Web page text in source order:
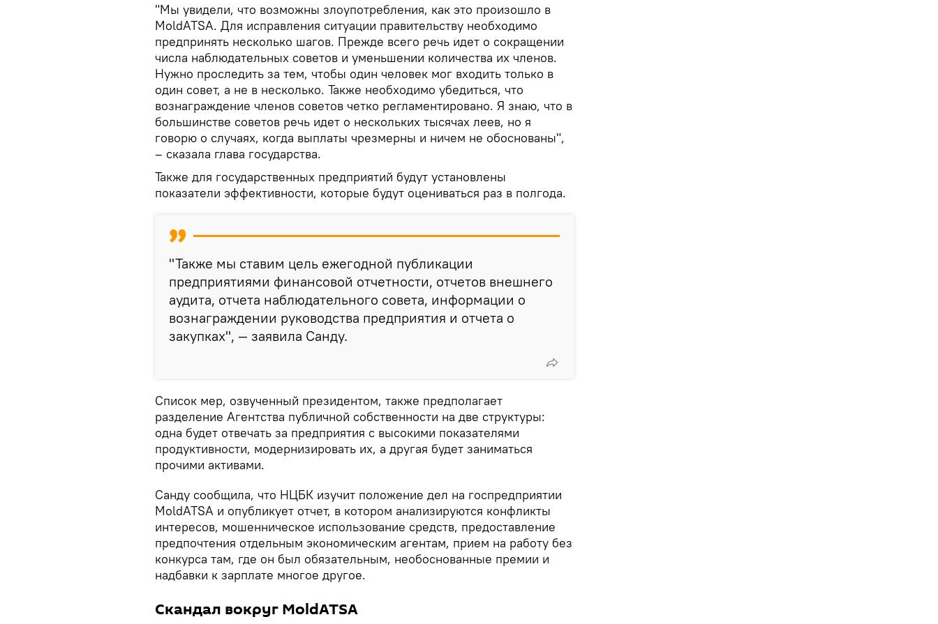
"Мы увидели, что возможны злоупотребления, как это произошло в
MoldATSA. Для исправления ситуации правительству необходимо
предпринять несколько шагов. Прежде всего речь идет о сокращении
числа наблюдательных советов и уменьшении количества их членов.
Нужно проследить за тем, чтобы один человек мог входить только в
один совет, а не в несколько. Также необходимо убедиться, что
вознаграждение членов советов четко регламентировано. Я знаю, что в
большинстве советов речь идет о нескольких тысячах леев, но я
говорю о случаях, когда выплаты чрезмерны и ничем не обоснованы",
– сказала глава государства.
Также для государственных предприятий будут установлены
показатели эффективности, которые будут оцениваться раз в полгода.
"Также мы ставим цель ежегодной публикации
предприятиями финансовой отчетности, отчетов внешнего
аудита, отчета наблюдательного совета, информации о
вознаграждении руководства предприятия и отчета о
закупках", — заявила Санду.
Список мер, озвученный президентом, также предполагает
разделение Агентства публичной собственности на две структуры:
одна будет отвечать за предприятия с высокими показателями
продуктивности, модернизировать их, а другая будет заниматься
прочими активами.
Санду сообщила, что НЦБК изучит положение дел на госпредприятии
MoldATSA и опубликует отчет, в котором анализируются конфликты
интересов, мошенническое использование средств, предоставление
предпочтения отдельным экономическим агентам, прием на работу без
конкурса там, где он был обязательным, необоснованные премии и
надбавки к зарплате многое другое.
Скандал вокруг MoldATSA